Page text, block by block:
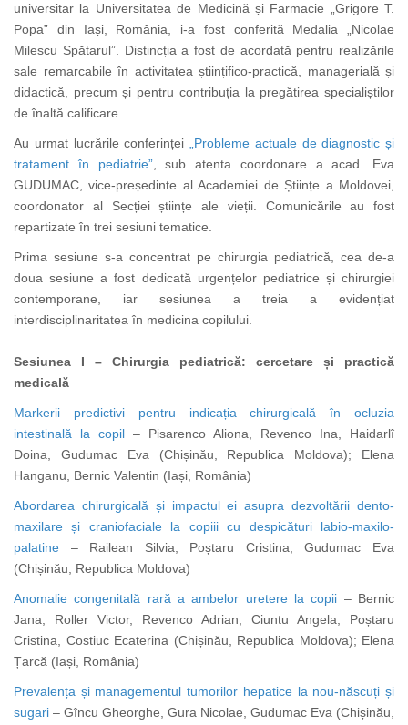
universitar la Universitatea de Medicină și Farmacie „Grigore T.
Popa” din Iași, România, i-a fost conferită Medalia „Nicolae
Milescu Spătarul”. Distincția a fost de acordată pentru realizările
sale remarcabile în activitatea științifico-practică, managerială și
didactică, precum și pentru contribuția la pregătirea specialiștilor
de înaltă calificare.
Au urmat lucrările conferinței
„Probleme actuale de diagnostic și
tratament în pediatrie”, sub atenta coordonare a acad. Eva
GUDUMAC, vice-președinte al Academiei de Științe a Moldovei,
coordonator al Secției științe ale vieții. Comunicările au fost
repartizate în trei sesiuni tematice.
Prima sesiune s-a concentrat pe chirurgia pediatrică, cea de-a
doua sesiune a fost dedicată urgențelor pediatrice și chirurgiei
contemporane, iar sesiunea a treia a evidențiat
interdisciplinaritatea în medicina copilului.
Sesiunea I – Chirurgia pediatrică: cercetare și practică
medicală
Markerii predictivi pentru indicația chirurgicală în ocluzia
intestinală la copil – Pisarenco Aliona, Revenco Ina, Haidarlî
Doina, Gudumac Eva (Chișinău, Republica Moldova); Elena
Hanganu, Bernic Valentin (Iași, România)
Abordarea chirurgicală și impactul ei asupra dezvoltării dento-
maxilare și craniofaciale la copiii cu despicături labio-maxilo-
palatine – Railean Silvia, Poștaru Cristina, Gudumac Eva
(Chișinău, Republica Moldova)
Anomalie congenitală rară a ambelor uretere la copii – Bernic
Jana, Roller Victor, Revenco Adrian, Ciuntu Angela, Poștaru
Cristina, Costiuc Ecaterina (Chișinău, Republica Moldova); Elena
Țarcă (Iași, România)
Prevalența și managementul tumorilor hepatice la nou-născuți și
sugari – Gîncu Gheorghe, Gura Nicolae, Gudumac Eva (Chișinău,